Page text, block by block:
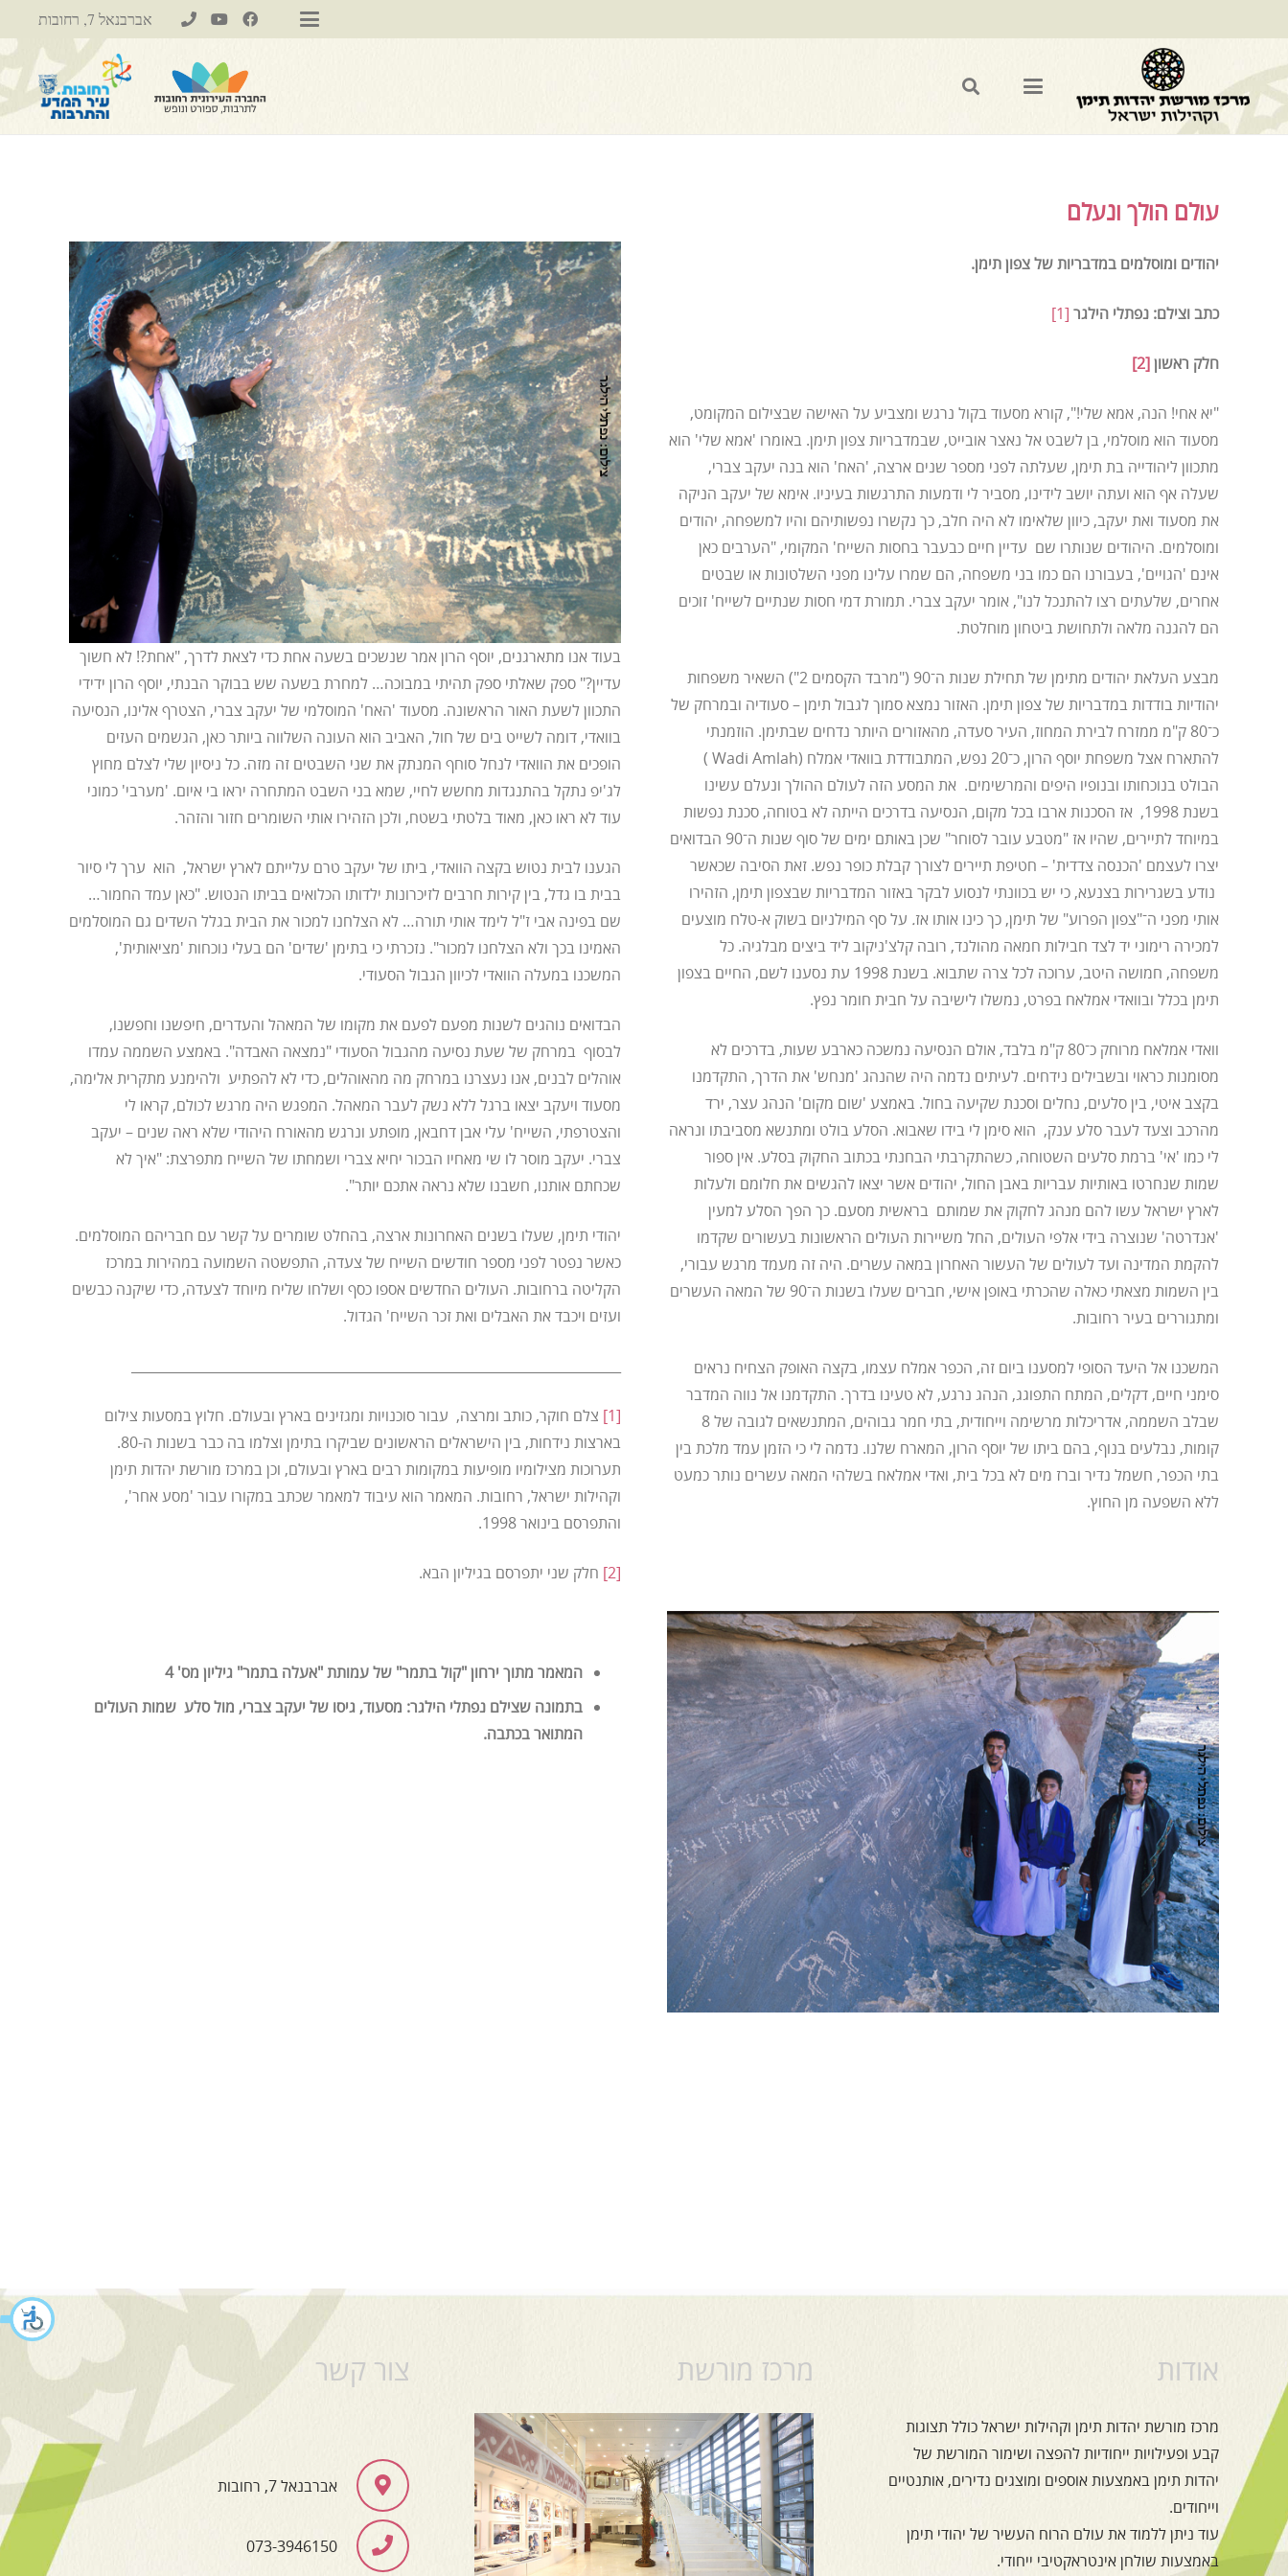
אברבנאל 7, רחובות
עולם הולך ונעלם
יהודים ומוסלמים במדבריות של צפון תימן.
כתב וצילם: נפתלי הילגר [1]
חלק ראשון[2]
"יא אחי! הנה, אמא שלי!", קורא מסעוד בקול נרגש ומצביע על האישה שבצילום המקומט,
מסעוד הוא מוסלמי, בן לשבט אל נאצר אובייט, שבמדבריות צפון תימן. באומרו 'אמא שלי' הוא
מתכוון ליהודייה בת תימן, שעלתה לפני מספר שנים ארצה, 'האח' הוא בנה יעקב צברי,
שעלה אף הוא ועתה יושב לידינו, מסביר לי ודמעות התרגשות בעיניו. אימא של יעקב הניקה
את מסעוד ואת יעקב, כיוון שלאימו לא היה חלב, כך נקשרו נפשותיהם והיו למשפחה, יהודים
ומוסלמים. היהודים שנותרו שם עדיין חיים כבעבר בחסות השייח' המקומי, "הערבים כאן
אינם 'הגויים', בעבורנו הם כמו בני משפחה, הם שמרו עלינו מפני השלטונות או שבטים
אחרים, שלעתים רצו להתנכל לנו", אומר יעקב צברי. תמורת דמי חסות שנתיים לשייח' זוכים
הם להגנה מלאה ולתחושת ביטחון מוחלטת.
מבצע העלאת יהודים מתימן של תחילת שנות ה־90 ("מרבד הקסמים 2") השאיר משפחות
יהודיות בודדות במדבריות של צפון תימן. האזור נמצא סמוך לגבול תימן – סעודיה ובמרחק של
כ־80 ק"מ ממזרח לבירת המחוז, העיר סעדה, מהאזורים היותר נדחים שבתימן. הוזמנתי
להתארח אצל משפחת יוסף הרון, כ־20 נפש, המתבודדת בוואדי אמלח (Wadi Amlah )
הבולט בנוכחותו ובנופיו היפים והמרשימים. את המסע הזה לעולם ההולך ונעלם עשינו
בשנת 1998, אז הסכנות ארבו בכל מקום, הנסיעה בדרכים הייתה לא בטוחה, סכנת נפשות
במיוחד לתיירים, שהיו אז "מטבע עובר לסוחר" שכן באותם ימים של סוף שנות ה־90 הבדואים
יצרו לעצמם 'הכנסה צדדית' – חטיפת תיירים לצורך קבלת כופר נפש. זאת הסיבה שכאשר
נודע בשגרירות בצנעא, כי יש בכוונתי לנסוע לבקר באזור המדבריות שבצפון תימן, הזהירו
אותי מפני ה־"צפון הפרוע" של תימן, כך כינו אותו אז. על סף המילניום בשוק א-טלח מוצעים
למכירה רימוני יד לצד חבילות חמאה מהולנד, רובה קלצ'ניקוב ליד ביצים מבלגיה. כל
משפחה, חמושה היטב, ערוכה לכל צרה שתבוא. בשנת 1998 עת נסענו לשם, החיים בצפון
תימן בכלל ובוואדי אמלאח בפרט, נמשלו לישיבה על חבית חומר נפץ.
וואדי אמלאח מרוחק כ־80 ק"מ בלבד, אולם הנסיעה נמשכה כארבע שעות, בדרכים לא
מסומנות כראוי ובשבילים נידחים. לעיתים נדמה היה שהנהג 'מנחש' את הדרך, התקדמנו
בקצב איטי, בין סלעים, נחלים וסכנת שקיעה בחול. באמצע 'שום מקום' הנהג עצר, ירד
מהרכב וצעד לעבר סלע ענק, הוא סימן לי בידו שאבוא. הסלע בולט ומתנשא מסביבתו ונראה
לי כמו 'אי' ברמת סלעים השטוחה, כשהתקרבתי הבחנתי בכתוב החקוק בסלע. אין ספור
שמות שנחרטו באותיות עבריות באבן החול, יהודים אשר יצאו להגשים את חלומם ולעלות
לארץ ישראל עשו להם מנהג לחקוק את שמותם בראשית מסעם. כך הפך הסלע למעין
'אנדרטה' שנוצרה בידי אלפי העולים, החל משיירות העולים הראשונות בעשורים שקדמו
להקמת המדינה ועד לעולים של העשור האחרון במאה עשרים. היה זה מעמד מרגש עבורי,
בין השמות מצאתי כאלה שהכרתי באופן אישי, חברים שעלו בשנות ה־90 של המאה העשרים
ומתגוררים בעיר רחובות.
המשכנו אל היעד הסופי למסענו ביום זה, הכפר אמלח עצמו, בקצה האופק הצחיח נראים
סימני חיים, דקלים, המתח התפוגג, הנהג נרגע, לא טעינו בדרך. התקדמנו אל נווה המדבר
שבלב השממה, אדריכלות מרשימה וייחודית, בתי חמר גבוהים, המתנשאים לגובה של 8
קומות, נבלעים בנוף, בהם ביתו של יוסף הרון, המארח שלנו. נדמה לי כי הזמן עמד מלכת בין
בתי הכפר, חשמל נדיר וברז מים לא בכל בית, ואדי אמלאח בשלהי המאה עשרים נותר כמעט
ללא השפעה מן החוץ.
בעוד אנו מתארגנים, יוסף הרון אמר שנשכים בשעה אחת כדי לצאת לדרך, "אחת?! לא חשוך
עדיין?" ספק שאלתי ספק תהיתי במבוכה… למחרת בשעה שש בבוקר הבנתי, יוסף הרון ידידי
התכוון לשעת האור הראשונה. מסעוד 'האח' המוסלמי של יעקב צברי, הצטרף אלינו, הנסיעה
בוואדי, דומה לשייט בים של חול, האביב הוא העונה השלווה ביותר כאן, הגשמים העזים
הופכים את הוואדי לנחל סוחף המנתק את שני השבטים זה מזה. כל ניסיון שלי לצלם מחוץ
לג'יפ נתקל בהתנגדות מחשש לחיי, שמא בני השבט המתחרה יראו בי איום. 'מערבי' כמוני
עוד לא ראו כאן, מאוד בלטתי בשטח, ולכן הזהירו אותי השומרים חזור והזהר.
הגענו לבית נטוש בקצה הוואדי, ביתו של יעקב טרם עלייתם לארץ ישראל, הוא ערך לי סיור
בבית בו גדל, בין קירות חרבים לזיכרונות ילדותו הכלואים בביתו הנטוש. "כאן עמד החמור…
שם בפינה אבי ז"ל לימד אותי תורה… לא הצלחנו למכור את הבית בגלל השדים גם המוסלמים
האמינו בכך ולא הצלחנו למכור". נזכרתי כי בתימן 'שדים' הם בעלי נוכחות 'מציאותית',
המשכנו במעלה הוואדי לכיוון הגבול הסעודי.
הבדואים נוהגים לשנות מפעם לפעם את מקומו של המאהל והעדרים, חיפשנו וחפשנו,
לבסוף במרחק של שעת נסיעה מהגבול הסעודי "נמצאה האבדה". באמצע השממה עמדו
אוהלים לבנים, אנו נעצרנו במרחק מה מהאוהלים, כדי לא להפתיע ולהימנע מתקרית אלימה,
מסעוד ויעקב יצאו ברגל ללא נשק לעבר המאהל. המפגש היה מרגש לכולם, קראו לי
והצטרפתי, השייח' עלי אבן דחבאן, מופתע ונרגש מהאורח היהודי שלא ראה שנים – יעקב
צברי. יעקב מוסר לו שי מאחיו הבכור יחיא צברי ושמחתו של השייח מתפרצת: "איך לא
שכחתם אותנו, חשבנו שלא נראה אתכם יותר".
יהודי תימן, שעלו בשנים האחרונות ארצה, בהחלט שומרים על קשר עם חבריהם המוסלמים.
כאשר נפטר לפני מספר חודשים השייח של צעדה, התפשטה השמועה במהירות במרכז
הקליטה ברחובות. העולים החדשים אספו כסף ושלחו שליח מיוחד לצעדה, כדי שיקנה כבשים
ועזים ויכבד את האבלים ואת זכר השייח' הגדול.
[1]
צלם חוקר, כותב ומרצה, עבור סוכנויות ומגזינים בארץ ובעולם. חלוץ במסעות צילום
בארצות נידחות, בין הישראלים הראשונים שביקרו בתימן וצלמו בה כבר בשנות ה-80.
תערוכות מצילומיו מופיעות במקומות רבים בארץ ובעולם, וכן במרכז מורשת יהדות תימן
וקהילות ישראל, רחובות. המאמר הוא עיבוד למאמר שכתב במקורו עבור 'מסע אחר',
והתפרסם בינואר 1998.
[2] חלק שני יתפרסם בגיליון הבא.
המאמר מתוך ירחון "קול בתמר" של עמותת "אעלה בתמר" גיליון מס' 4
בתמונה שצילם נפתלי הילגר: מסעוד, גיסו של יעקב צברי, מול סלע שמות העולים
המתואר בכתבה.
אודות
מרכז מורשת יהדות תימן וקהילות ישראל כולל תצוגות
קבע ופעילויות ייחודיות להפצה ושימור המורשת של
יהדות תימן באמצעות אוספים ומוצגים נדירים, אותנטיים
וייחודים.
עוד ניתן ללמוד את עולם הרוח העשיר של יהודי תימן
באמצעות שולחן אינטראקטיבי ייחודי.
מרכז מורשת צור קשר
אברבנאל 7, רחובות
073-3946150